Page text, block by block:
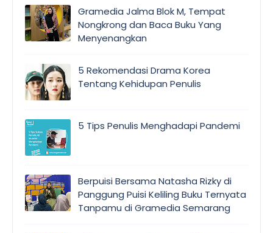
Gramedia Jalma Blok M, Tempat
Nongkrong dan Baca Buku Yang
Menyenangkan
5 Rekomendasi Drama Korea
Tentang Kehidupan Penulis
5 Tips Penulis Menghadapi Pandemi
Berpuisi Bersama Natasha Rizky di
Panggung Puisi Keliling Buku Ternyata
Tanpamu di Gramedia Semarang